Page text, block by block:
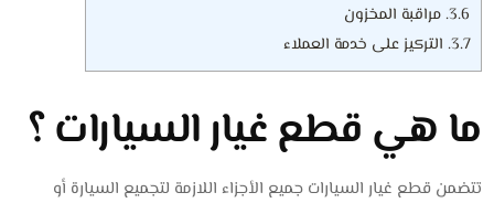
3.6. مراقبة المخزون
3.7. التركيز على خدمة العملاء
ما هي قطع غيار السيارات ؟
تتضمن قطع غيار السيارات جميع الأجزاء اللازمة لتجميع السيارة أو